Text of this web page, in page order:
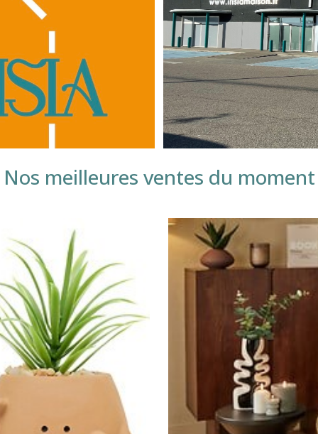
Nos meilleures ventes du moment